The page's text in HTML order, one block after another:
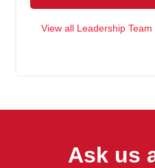
View all Leadership Team
Ask us